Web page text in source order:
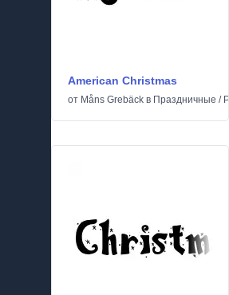
American Christmas
от Måns Grebäck в Праздничные /